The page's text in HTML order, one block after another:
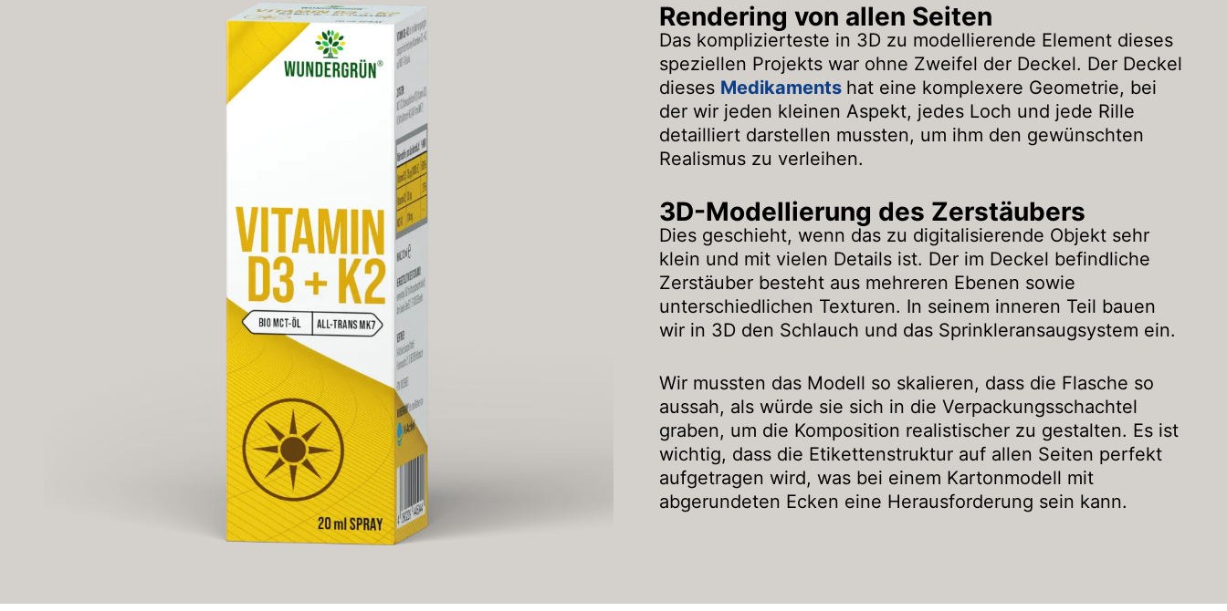
Rendering von allen Seiten
Das komplizierteste in 3D zu modellierende Element dieses
speziellen Projekts war ohne Zweifel der Deckel. Der Deckel
dieses Medikaments hat eine komplexere Geometrie, bei
der wir jeden kleinen Aspekt, jedes Loch und jede Rille
detailliert darstellen mussten, um ihm den gewünschten
Realismus zu verleihen.
3D-Modellierung des Zerstäubers
Dies geschieht, wenn das zu digitalisierende Objekt sehr
klein und mit vielen Details ist. Der im Deckel befindliche
Zerstäuber besteht aus mehreren Ebenen sowie
unterschiedlichen Texturen. In seinem inneren Teil bauen
wir in 3D den Schlauch und das Sprinkleransaugsystem ein.
Wir mussten das Modell so skalieren, dass die Flasche so
aussah, als würde sie sich in die Verpackungsschachtel
graben, um die Komposition realistischer zu gestalten. Es ist
wichtig, dass die Etikettenstruktur auf allen Seiten perfekt
aufgetragen wird, was bei einem Kartonmodell mit
abgerundeten Ecken eine Herausforderung sein kann.